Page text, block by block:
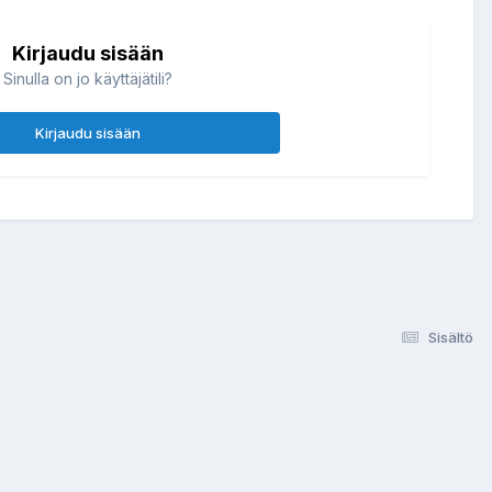
Kirjaudu sisään
Sinulla on jo käyttäjätili?
Kirjaudu sisään
Sisältö